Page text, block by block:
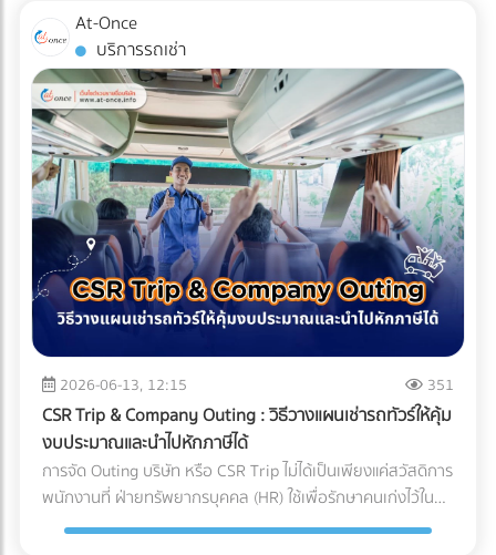
ในโรงงานมาตรฐาน การนำชิ้นส่วนพลาสติกออกจากแม่พิมพ์
(Demolding), การประกอบชิ้นส่วน (Assembly), และ การซีล
บรรจุภัณฑ์ (Sealing) จะต้องดำเนินการให้เสร็จสิ้นภายใน
Cleanroom ทั้งหมด บรรจุภัณฑ์ที่ใช้มักเป็นถุงฟอยล์หรือถุง
Tyvek ที่ได้มาตรฐานการแพทย์ เมื่อซีลปิดผนึกเรียบร้อยแล้ว จึง
จะสามารถนำชิ้นงานนั้นออกจาก Cleanroom สู่คลังสินค้าปกติ
ได้ บทสรุป: ความมั่นใจที่ส่งต่อถึงมือผู้ป่วย การลงทุนสร้างและ
บำรุงรักษา Cleanroom มีต้นทุนที่สูงมาก ทั้งค่าระบบปรับอากาศ
ค่าชุดป้องกัน (Gowning) และการตรวจสอบมาตรฐานประจำปี แต่
สำหรับอุตสาหกรรมการแพทย์ นี่คือการลงทุนที่ประเมินค่าไม่ได้
สำหรับฝ่ายจัดซื้อหรือเจ้าของแบรนด์อุปกรณ์การแพทย์ การ
เลือกพาร์ทเนอร์ หรือ OEM โรงงานพลาสติกที่ได้รับการรับรอง
มาตรฐาน Cleanroom (ISO 14644) และระบบบริหารงาน
คุณภาพสำหรับเครื่องมือแพทย์ (ISO 13485) ไม่เพียงแต่ช่วยลด
ความเสี่ยงในการถูกตีกลับสินค้า (Product Recall) แต่ยัง
เป็นการสร้างความมั่นใจสูงสุดว่า ผลิตภัณฑ์ของคุณจะปลอดภัย
และพร้อมช่วยชีวิตผู้ป่วยได้อย่างแท้จริง
หลายร้อยเท่า 3. ต้นทุนจากการไม่ผ่านมาตรฐานสากล
(Compliance Risks) ในปี 2026 ทั่วโลกหันมาใช้น้ำยาแอร์รักษ์
โลก (Eco-Friendly Refrigerants) ซึ่งมักจะมีแรงดันสูงกว่า
น้ำยาแอร์ยุคเก่า ชิ้นส่วนราคาถูกอาจไม่ได้ถูกออกแบบมาเพื่อ
รองรับสเปกใหม่นี้ ทำให้ไม่ผ่านมาตรฐานความปลอดภัย
นอกจากนี้ หากซัพพลายเออร์ต้นทางไม่มีระบบจัดการสิ่ง
แวดล้อมที่ดี โรงงานก็อาจเผชิญความยากลำบากในการขอใบรับ
รองสากลเพื่อส่งออกสินค้าไปต่างประเทศ บทสรุป: การเปลี่ยน
มุมมองจาก "ราคา" สู่ "ความคุ้มค่า" แบรนด์ผู้ผลิตเครื่องปรับ
อากาศชั้นนำระดับโลก ล้วนเข้าใจถึงกฎข้อนี้ดี พวกเขาจึงมักไม่
ประนีประนอมกับชิ้นส่วนกลไกที่อยู่ภายใน และเจาะจงเลือกใช้ผู้
ผลิตชิ้นส่วน (OEM) ที่มีกระบวนการตรวจสอบคุณภาพแบบ
Standards หรือมาตรฐาน ISO) เท่านั้น การเปลี่ยนมุมมองจาก
การหา "อะไหล่ที่ถูกที่สุด" เป็น "อะไหล่ที่ลดความเสี่ยงได้มากที่สุด"
คือกุญแจสำคัญที่ทำให้องค์กรเติบโตอย่างยั่งยืน การเลือก
ซัพพลายเออร์จึงไม่ใช่แค่การเปรียบเทียบใบเสนอราคา แต่คือการ
มองหา "พาร์ทเนอร์เชิงกลยุทธ์" ที่สามารถช่วยควบคุม Total
Cost of Ownership ได้อย่างแท้จริง ท้ายที่สุดแล้ว การลงทุนกับ
ชิ้นส่วนที่มีคุณภาพตั้งแต่ต้นทาง ย่อมเป็นทางเลือกที่คุ้มค่ากว่า
การขนส่งผงชาใส่ตู้คอนเทนเนอร์แล้วจบไป เพราะหากขาดการ
บริหารจัดการซัพพลายเชนที่ถูกต้อง สิ่งที่ส่งมาถึงหน้าโรงงาน
อาจกลายเป็นเพียง "ผงชาสีหม่น" ที่สูญเสียทั้งเอกลักษณ์และ
มูลค่า กุญแจสำคัญที่อยู่เบื้องหลังการคงสภาพความสดใหม่ สี
เขียวสว่าง และกลิ่นอูมามิของมัทฉะไว้ได้อย่างสมบูรณ์แบบ คือ
ระบบขนส่งที่เรียกว่า Cold Chain Logistics (ระบบห่วงโซ่ความ
เย็น) ทำไม "มัทฉะ" ถึงต้องการการดูแลระดับพิเศษ? ก่อนจะเข้าใจ
ความสำคัญของการขนส่ง ต้องเข้าใจธรรมชาติของผงมัทฉะ
ก่อน มัทฉะคือการนำใบชาทั้งใบไปบดละเอียดด้วยโม่หินจนเป็นผง
ขนาดไมครอน ทำให้ตัวผงชามีพื้นที่ผิวสัมผัสกับอากาศมาก ศัตรู
ตัวร้ายที่ทำลายคุณภาพของมัทฉะมีอยู่ 3 ประการหลัก: ความ
ร้อน (Heat): อุณหภูมิที่สูงเกินไปจะเร่งกระบวนการสลายตัวของ
คลอโรฟิลล์ (Chlorophyll) ทำให้สีเขียวสว่างสดใส (Vibrant
Green) กลายเป็นสีเหลืองอมน้ำตาล (Yellowish-brown)
ออกซิเจน (Oxygen): ทำให้เกิดปฏิกิริยาออกซิเดชัน (Oxidation)
ซึ่งจะทำลายสารประกอบที่ให้กลิ่นหอม (Aroma) และสารต้าน
อนุมูลอิสระ (Catechins) ทำให้รสชาติอูมามิหายไป และเกิดความ
ขมฝาดขึ้นมาแทน ความชื้นและแสง (Moisture & Light): เร่งการ
เติบโตของจุลินทรีย์ และทำให้สีของชาซีดจางลงอย่างรวดเร็ว
Cold Chain Logistics ทำงานอย่างไรในเส้นทาง ญี่ปุ่น-ไทย?
At-Once
บริการรถเช่า
2026-06-13, 12:15 351
CSR Trip & Company Outing : วิธีวางแผนเช่ารถทัวร์ให้คุ้ม
งบประมาณและนำไปหักภาษีได้
การจัด Outing บริษัท หรือ CSR Trip ไม่ได้เป็นเพียงแค่สวัสดิการ
พนักงานที่ ฝ่ายทรัพยากรบุคคล (HR) ใช้เพื่อรักษาคนเก่งไว้ใน
องค์กรเท่านั้น แต่ในมุมมองของผู้บริหารและฝ่ายบัญชี กิจกรรม